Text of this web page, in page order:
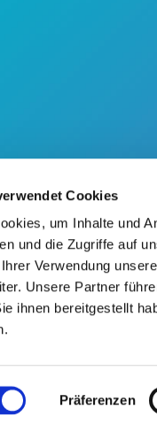
Cookies
um Inhalte und
und die Zugriffe auf
Verwendung
Unsere Partner
ihnen bereitgestellt
Präferenzen
B.V. All rights reserved |